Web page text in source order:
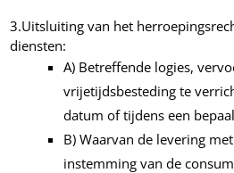
3.Uitsluiting van het
diensten:
A) Betreffende logies,
vrijetijdsbesteding te
datum of tijdens een
B) Waarvan de levering
instemming van de